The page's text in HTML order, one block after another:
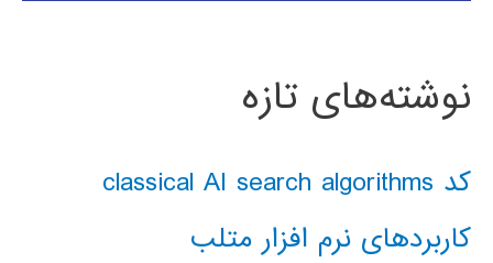
نوشته‌های تازه
کد classical AI search algorithms
کاربردهای نرم افزار متلب